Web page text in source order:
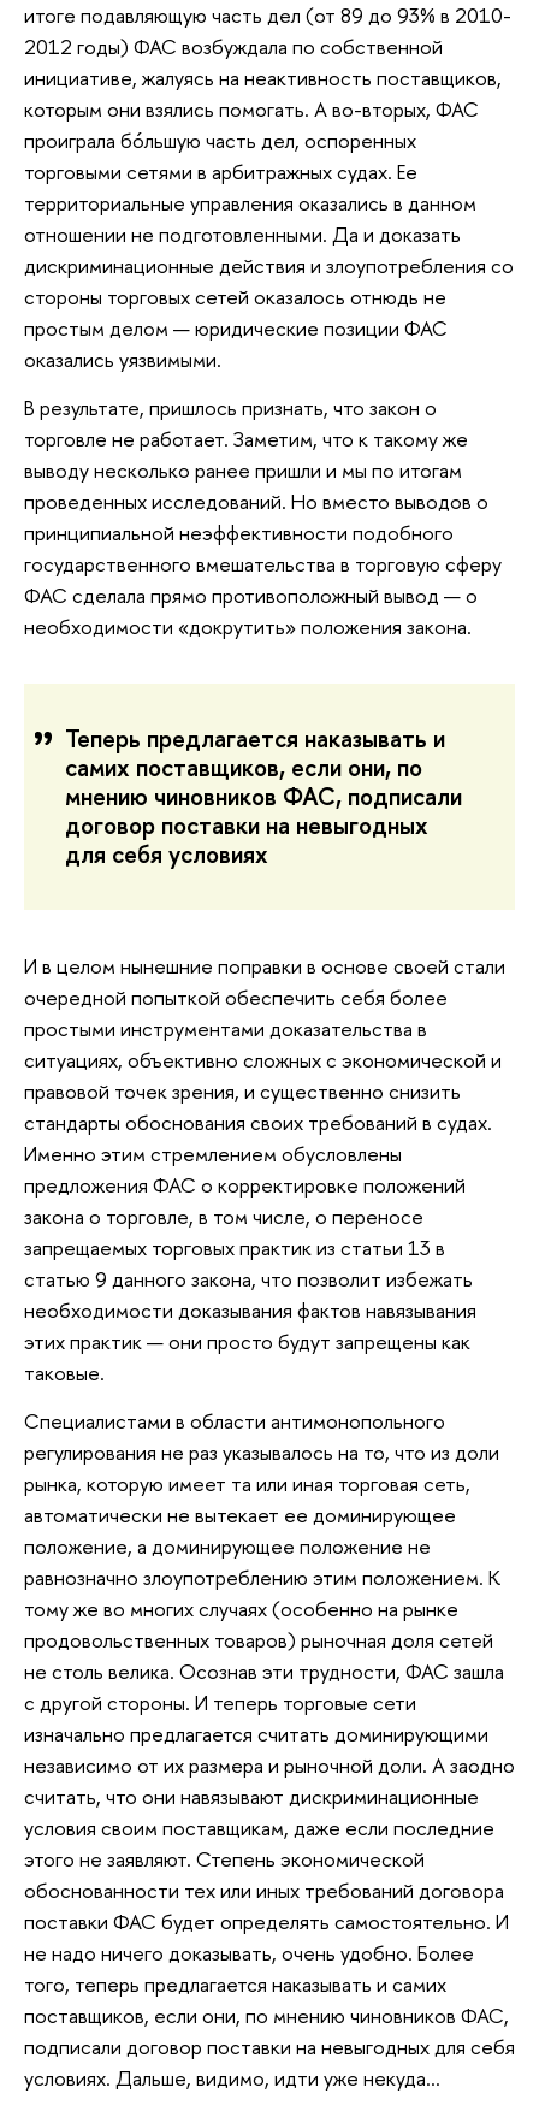
итоге подавляющую часть дел (от 89 до 93% в 2010-
2012 годы) ФАС возбуждала по собственной
инициативе, жалуясь на неактивность поставщиков,
которым они взялись помогать. А во-вторых, ФАС
проиграла бóльшую часть дел, оспоренных
торговыми сетями в арбитражных судах. Ее
территориальные управления оказались в данном
отношении не подготовленными. Да и доказать
дискриминационные действия и злоупотребления со
стороны торговых сетей оказалось отнюдь не
простым делом — юридические позиции ФАС
оказались уязвимыми.
В результате, пришлось признать, что закон о
торговле не работает. Заметим, что к такому же
выводу несколько ранее пришли и мы по итогам
проведенных исследований. Но вместо выводов о
принципиальной неэффективности подобного
государственного вмешательства в торговую сферу
ФАС сделала прямо противоположный вывод — о
необходимости «докрутить» положения закона.
Теперь предлагается наказывать и
самих поставщиков, если они, по
мнению чиновников ФАС, подписали
договор поставки на невыгодных
для себя условиях
И в целом нынешние поправки в основе своей стали
очередной попыткой обеспечить себя более
простыми инструментами доказательства в
ситуациях, объективно сложных с экономической и
правовой точек зрения, и существенно снизить
стандарты обоснования своих требований в судах.
Именно этим стремлением обусловлены
предложения ФАС о корректировке положений
закона о торговле, в том числе, о переносе
запрещаемых торговых практик из статьи 13 в
статью 9 данного закона, что позволит избежать
необходимости доказывания фактов навязывания
этих практик — они просто будут запрещены как
таковые.
Специалистами в области антимонопольного
регулирования не раз указывалось на то, что из доли
рынка, которую имеет та или иная торговая сеть,
автоматически не вытекает ее доминирующее
положение, а доминирующее положение не
равнозначно злоупотреблению этим положением. К
тому же во многих случаях (особенно на рынке
продовольственных товаров) рыночная доля сетей
не столь велика. Осознав эти трудности, ФАС зашла
с другой стороны. И теперь торговые сети
изначально предлагается считать доминирующими
независимо от их размера и рыночной доли. А заодно
считать, что они навязывают дискриминационные
условия своим поставщикам, даже если последние
этого не заявляют. Степень экономической
обоснованности тех или иных требований договора
поставки ФАС будет определять самостоятельно. И
не надо ничего доказывать, очень удобно. Более
того, теперь предлагается наказывать и самих
поставщиков, если они, по мнению чиновников ФАС,
подписали договор поставки на невыгодных для себя
условиях. Дальше, видимо, идти уже некуда…